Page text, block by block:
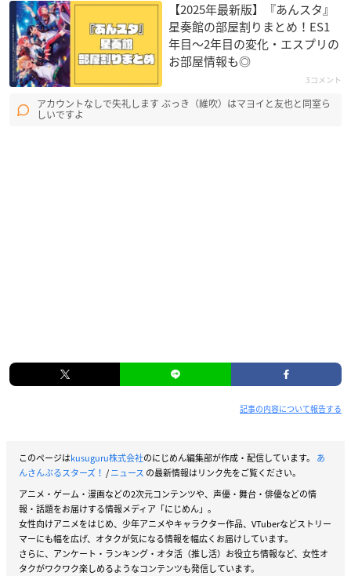
【2025年最新版】『あんスタ』
星奏館の部屋割りまとめ！ES1
年目〜2年目の変化・エスプリの
お部屋情報も◎
3コメント
アカウントなしで失礼します ぶっき（維吹）はマヨイと友也と同室ら
しいですよ
記事の内容について報告する
このページはkusuguru株式会社のにじめん編集部が作成・配信しています。 あ
んさんぶるスターズ！ /ニュース の最新情報はリンク先をご覧ください。
アニメ・ゲーム・漫画などの2次元コンテンツや、声優・舞台・俳優などの情
報・話題をお届けする情報メディア「にじめん」。
女性向けアニメをはじめ、少年アニメやキャラクター作品、VTuberなどストリー
マーにも幅を広げ、オタクが気になる情報を幅広くお届けしています。
さらに、アンケート・ランキング・オタ活（推し活）お役立ち情報など、女性オ
タクがワクワク楽しめるようなコンテンツも発信しています。